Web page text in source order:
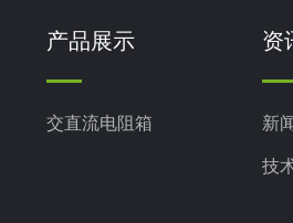
产品展示
交直流电阻箱
资
新
技